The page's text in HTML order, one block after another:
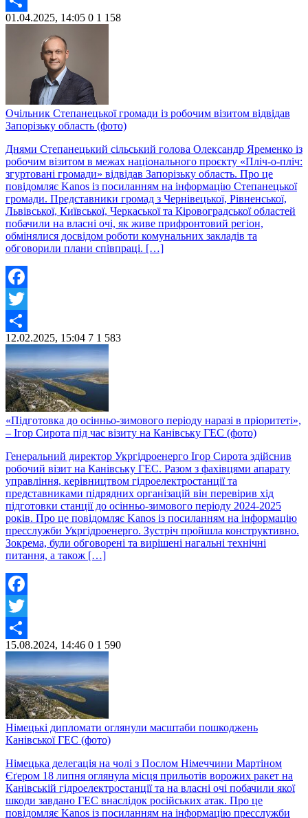
Share
01.04.2025, 14:05 0 1 158
Очільник Степанецької громади із робочим візитом відвідав
Запорізьку область (фото)
Днями Степанецький сільський голова Олександр Яременко із
робочим візитом в межах національного проєкту «Пліч-о-пліч:
згуртовані громади» відвідав Запорізьку область. Про це
повідомляє Kanos із посиланням на інформацію Степанецької
громади. Представники громад з Чернівецької, Рівненської,
Львівської, Київської, Черкаської та Кіровоградської областей
побачили на власні очі, як живе прифронтовий регіон,
обмінялися досвідом роботи комунальних закладів та
обговорили плани співпраці. […]
Facebook
Twitter
Share
12.02.2025, 15:04 7 1 583
«Підготовка до осінньо-зимового періоду наразі в пріоритеті»,
– Ігор Сирота під час візиту на Канівську ГЕС (фото)
Генеральний директор Укргідроенерго Ігор Сирота здійснив
робочий візит на Канівську ГЕС. Разом з фахівцями апарату
управління, керівництвом гідроелектростанції та
представниками підрядних організацій він перевірив хід
підготовки станції до осінньо-зимового періоду 2024-2025
років. Про це повідомляє Kanos із посиланням на інформацію
пресслужби Укргідроенерго. Зустріч пройшла конструктивно.
Зокрема, були обговорені та вирішені нагальні технічні
питання, а також […]
Facebook
Twitter
Share
15.08.2024, 14:46 0 1 590
Німецькі дипломати оглянули масштаби пошкоджень
Канівської ГЕС (фото)
Німецька делегація на чолі з Послом Німеччини Мартіном
Єґером 18 липня оглянула місця прильотів ворожих ракет на
Канівській гідроелектростанції та на власні очі побачили якої
шкоди завдано ГЕС внаслідок російських атак. Про це
повідомляє Kanos із посиланням на інформацію пресслужби